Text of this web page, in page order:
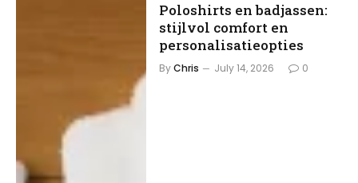
Poloshirts en badjassen:
stijlvol comfort en
personalisatieopties
ByChris July 14, 2026 0